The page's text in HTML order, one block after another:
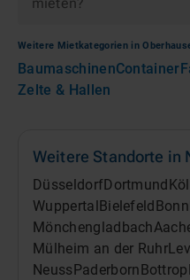
Weitere Mietkategorien in
BaumaschinenContainer
Zelte & Hallen
Weitere Standorte in
DüsseldorfDortmund
Wuppertal Bielefeld Bonn
Mönchengladbach
Mülheim an der Ruhr
Neuss Paderborn Bottrop